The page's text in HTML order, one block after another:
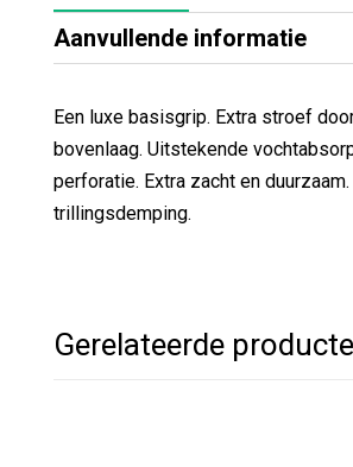
Aanvullende informatie
Een luxe basisgrip. Extra stroef
bovenlaag. Uitstekende
perforatie. Extra zacht en
trillingsdemping.
Gerelateerde